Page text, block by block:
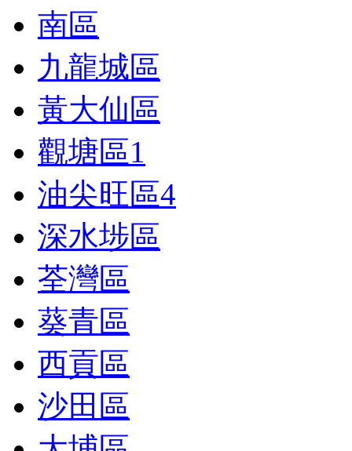
南區
九龍城區
黃大仙區
觀塘區1
油尖旺區4
深水埗區
荃灣區
葵青區
西貢區
沙田區